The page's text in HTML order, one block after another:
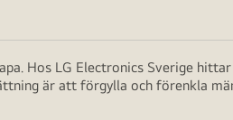
Hos LG Electronics Sverige
är att förgylla och förenkla